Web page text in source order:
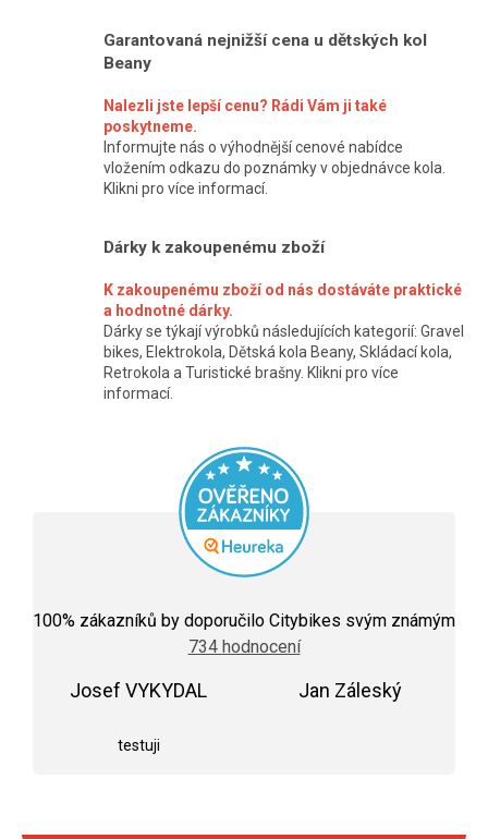
c
p
v
k
v
ý
i
s
Garantovaná nejnižší cena u dětských kol
Beany
Nalezli jste lepší cenu? Rádi Vám ji také
poskytneme.
Informujte nás o výhodnější cenové nabídce
vložením odkazu do poznámky v objednávce kola.
Klikni pro více informací.
Dárky k zakoupenému zboží
K zakoupenému zboží od nás dostáváte praktické
a hodnotné dárky.
Dárky se týkají výrobků následujících kategorií: Gravel
bikes, Elektrokola, Dětská kola Beany, Skládací kola,
Retrokola a Turistické brašny. Klikni pro více
informací.
hodnocení
obchodu
je
100% zákazníků by doporučilo Citybikes svým známým
734 hodnocení
Josef VYKYDAL
testuji
Jan Záleský